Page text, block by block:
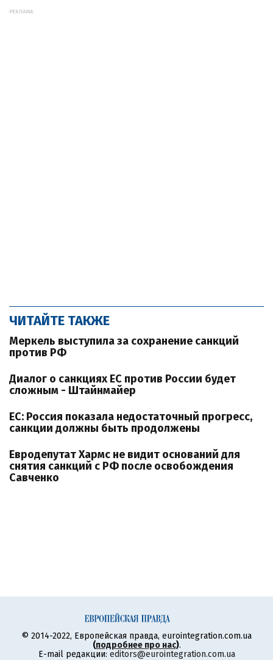
РЕКЛАМА:
ЧИТАЙТЕ ТАКЖЕ
Меркель выступила за сохранение санкций
против РФ
Диалог о санкциях ЕС против России будет
сложным - Штайнмайер
ЕС: Россия показала недостаточный прогресс,
санкции должны быть продолжены
Евродепутат Хармс не видит оснований для
снятия санкций с РФ после освобождения
Савченко
© 2014-2022, Европейская правда, eurointegration.com.ua
(подробнее про нас).
E-mail редакции: editors@eurointegration.com.ua